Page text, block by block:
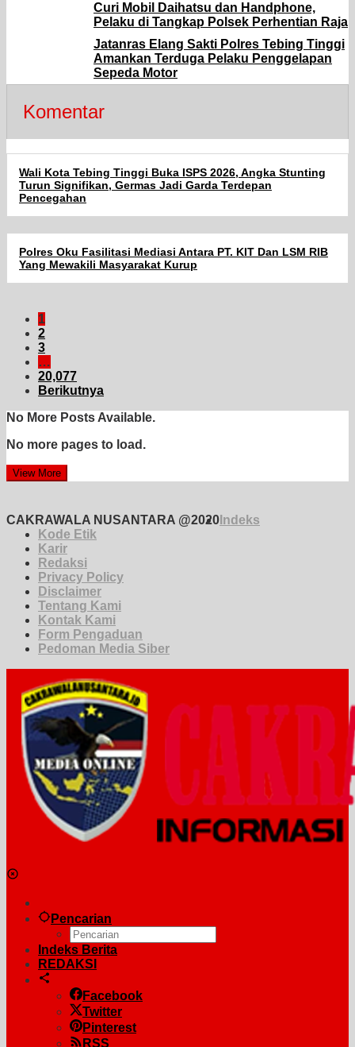
Curi Mobil Daihatsu dan Handphone,
Pelaku di Tangkap Polsek Perhentian Raja
Jatanras Elang Sakti Polres Tebing Tinggi
Amankan Terduga Pelaku Penggelapan
Sepeda Motor
Komentar
Wali Kota Tebing Tinggi Buka ISPS 2026, Angka Stunting
Turun Signifikan, Germas Jadi Garda Terdepan
Pencegahan
Polres Oku Fasilitasi Mediasi Antara PT. KIT Dan LSM RIB
Yang Mewakili Masyarakat Kurup
1
2
3
…
20,077
Berikutnya
No More Posts Available.
No more pages to load.
View More
CAKRAWALA NUSANTARA @2020 Indeks
Kode Etik
Karir
Redaksi
Privacy Policy
Disclaimer
Tentang Kami
Kontak Kami
Form Pengaduan
Pedoman Media Siber
Pencarian
Indeks Berita
REDAKSI
Facebook
Twitter
Pinterest
RSS